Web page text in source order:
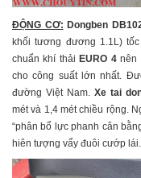
ĐỘNG CƠ: Dongben
khối tương đương 1.1L)
chuẩn khí thải EURO 4nên
cho công suất lớn nhất.
đường Việt Nam.Xe tai
mét và 1,4 mét chiều rộng.
“phân bổ lực phanh cân
hiên tượng vẩy đuôi cướp lái.